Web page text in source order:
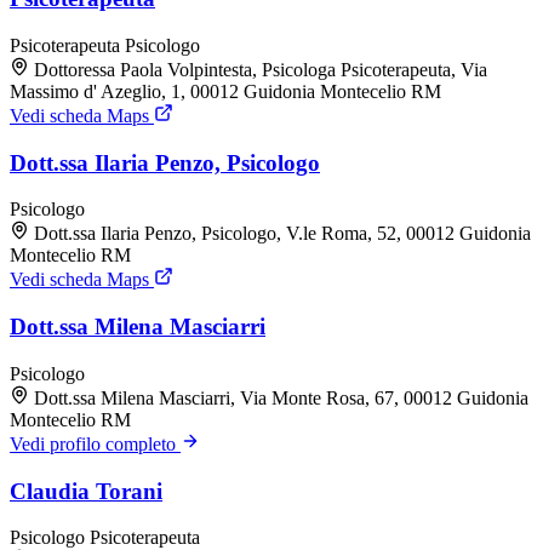
Psicoterapeuta Psicologo
Dottoressa Paola Volpintesta, Psicologa Psicoterapeuta, Via
Massimo d' Azeglio, 1, 00012 Guidonia Montecelio RM
Vedi scheda Maps
Dott.ssa Ilaria Penzo, Psicologo
Psicologo
Dott.ssa Ilaria Penzo, Psicologo, V.le Roma, 52, 00012 Guidonia
Montecelio RM
Vedi scheda Maps
Dott.ssa Milena Masciarri
Psicologo
Dott.ssa Milena Masciarri, Via Monte Rosa, 67, 00012 Guidonia
Montecelio RM
Vedi profilo completo
Claudia Torani
Psicologo Psicoterapeuta